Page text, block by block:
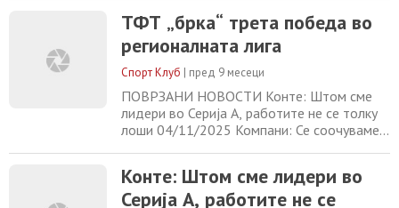
Компани: Се соочуваме со еден од
фаворитите на турнирот 04/11/2025
Барселона за Халанд го нуди Олмо плус
пари 04/11/2025
ТФТ „брка“ трета победа во
регионалната лига
Спорт Клуб | пред 9 месеци
ПОВРЗАНИ НОВОСТИ Конте: Штом сме
лидери во Серија А, работите не се толку
лоши 04/11/2025 Компани: Се соочуваме
Олмо плус пари 04/11/2025 Сабаленка и
Кирјос ќе имаат „Битка на половите“ во
Конте: Штом сме лидери во
Серија А, работите не се